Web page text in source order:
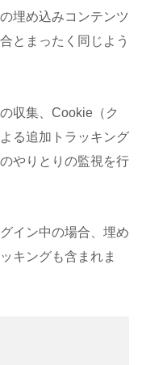
埋め込みコンテンツ
とまったく同じよう
収集、Cookie（ク
る追加トラッキング
やりとりの監視を行
イン中の場合、埋め
キングも含まれま